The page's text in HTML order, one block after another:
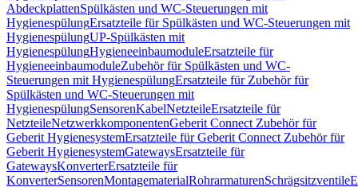
AbdeckplattenSpülkästen und WC-Steuerungen mit
HygienespülungErsatzteile für Spülkästen und WC-Steuerungen mit
HygienespülungUP-Spülkästen mit
HygienespülungHygieneeinbaumoduleErsatzteile für
HygieneeinbaumoduleZubehör für Spülkästen und WC-
Steuerungen mit HygienespülungErsatzteile für Zubehör für
Spülkästen und WC-Steuerungen mit
HygienespülungSensorenKabelNetzteileErsatzteile für
NetzteileNetzwerkkomponentenGeberit Connect Zubehör für
Geberit HygienesystemErsatzteile für Geberit Connect Zubehör für
Geberit HygienesystemGatewaysErsatzteile für
GatewaysKonverterErsatzteile für
KonverterSensorenMontagematerialRohrarmaturenSchrägsitzventile